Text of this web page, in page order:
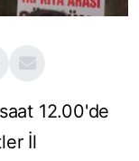
12.00'de
İl